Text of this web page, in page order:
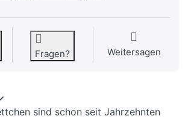
Fragen? Weitersagen
sind schon seit Jahrzehnten